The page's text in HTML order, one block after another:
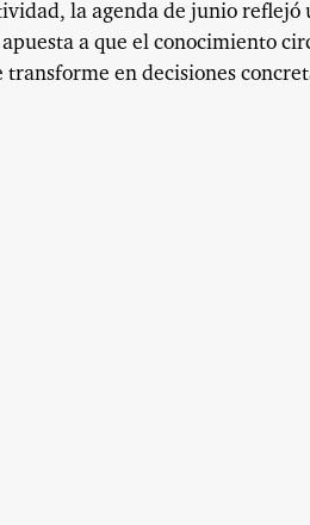
la agenda de junio
a que el conocimiento
transforme en decisiones